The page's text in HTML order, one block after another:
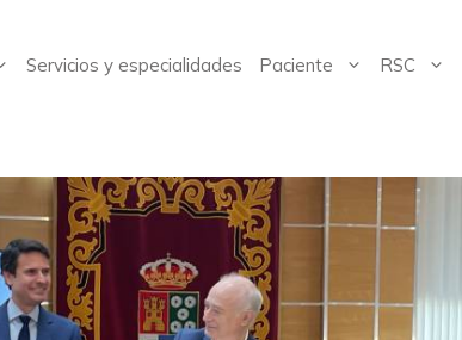
Servicios y especialidades Paciente RSC